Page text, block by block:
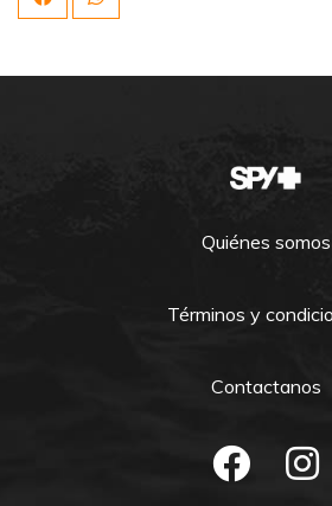
Quiénes somos
Términos y
Contactanos